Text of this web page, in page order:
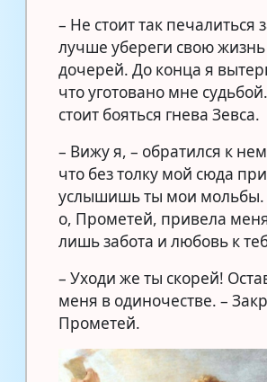
– Не стоит так печалиться
лучше убереги свою
дочерей. До конца я
что уготовано мне
стоит бояться гнева Зевса.
– Вижу я, – обратился к
что без толку мой сюда
услышишь ты мои мольбы.
о, Прометей, привела
лишь забота и любовь к
– Уходи же ты скорей!
меня в одиночестве. –
Прометей.